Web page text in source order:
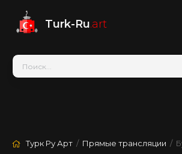
Turk-Ru.art
Турк Ру Арт / Прямые трансляции /